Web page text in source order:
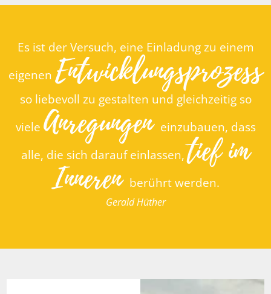
Es ist der Versuch, eine Einladung zu einem
eigenen Entwicklungs­prozess
so liebevoll zu gestalten und gleichzeitig so
viele Anregungen einzubauen, dass
alle, die sich darauf einlassen,tief im
Inneren berührt werden.
Gerald Hüther